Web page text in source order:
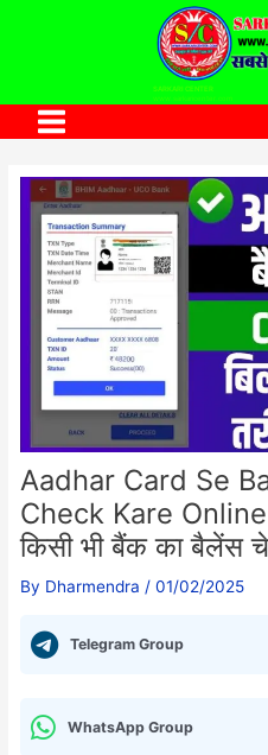
SARKARI CENTER
www.sarkaricenter.com
Main
Menu
Aadhar Card Se
Check Kare
किसी भी बैंक का बैलेंस
By Dharmendra /01/02/2025
Telegram Group
WhatsApp Group